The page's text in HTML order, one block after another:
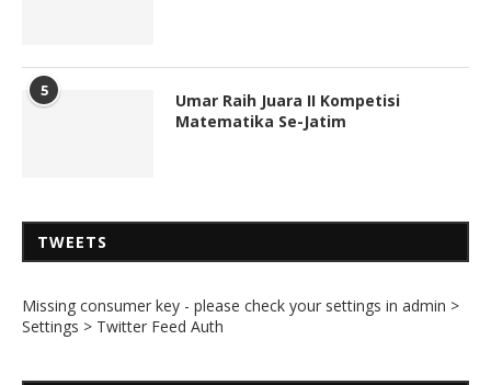
5
Umar Raih Juara II Kompetisi
Matematika Se-Jatim
TWEETS
Missing consumer key - please check your settings in admin >
Settings > Twitter Feed Auth